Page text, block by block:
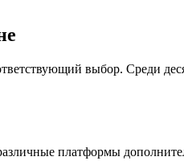
выбор. Среди
платформы